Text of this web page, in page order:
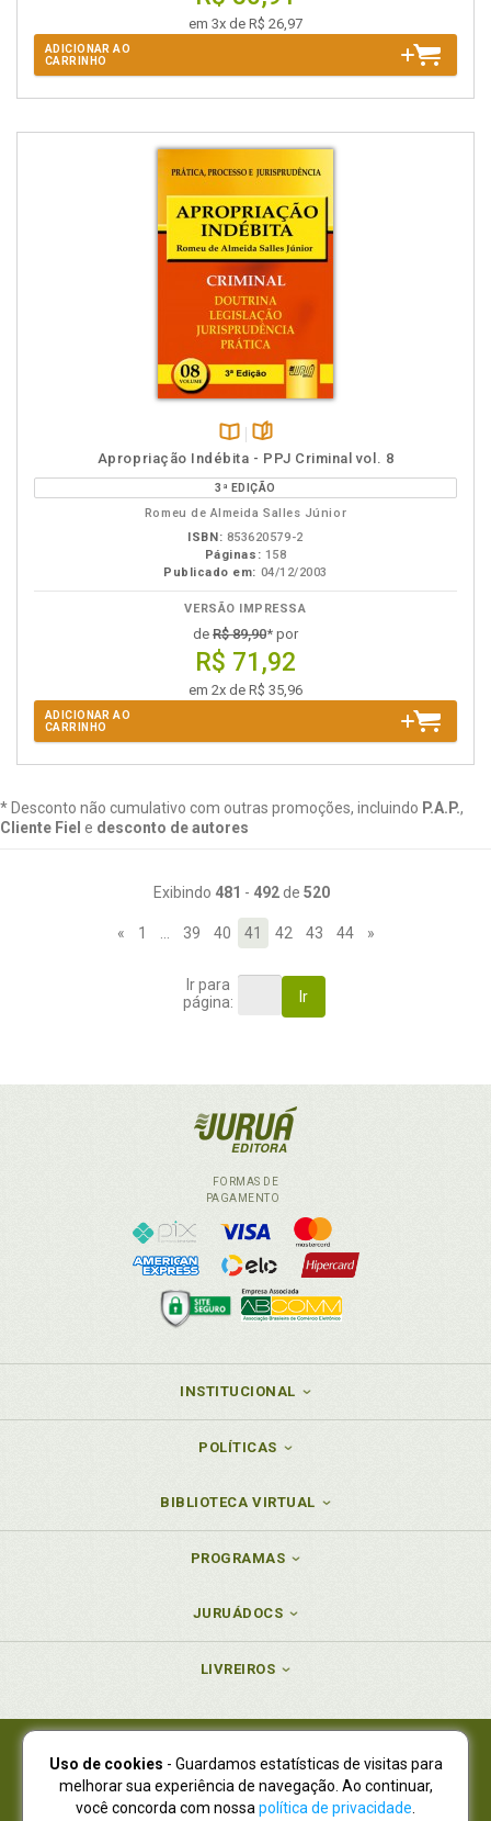
em 3x de R$ 26,97
ADICIONAR AO
CARRINHO
Disponível
na
B.V.
páginas
Apropriação Indébita - PPJ Criminal vol. 8
3ª EDIÇÃO
Romeu de Almeida Salles Júnior
ISBN: 853620579-2
Páginas: 158
Publicado em: 04/12/2003
VERSÃO IMPRESSA
de R$ 89,90* por
R$ 71,92
em 2x de R$ 35,96
ADICIONAR AO
CARRINHO
* Desconto não cumulativo com outras promoções, incluindo P.A.P.,
Cliente Fiel e desconto de autores
Exibindo 481 - 492de 520
« 1 39 40 41 42 43 44 »
Ir para
página:
Ir
FORMAS DE
PAGAMENTO
INSTITUCIONAL
POLÍTICAS
BIBLIOTECA VIRTUAL
PROGRAMAS
JURUÁDOCS
LIVREIROS
Juruá Editora Ltda., CNPJ 77.535.508/0001-19
Juruá Informática Ltda., CNPJ 01.701.561/0001-80
NOVO ENDEREÇO:R. Flávio Dallegrave, 7665, São Lourenço |
Uso de cookies - Guardamos estatísticas de visitas para
melhorar sua experiência de navegação. Ao continuar,
você concorda com nossa política de privacidade